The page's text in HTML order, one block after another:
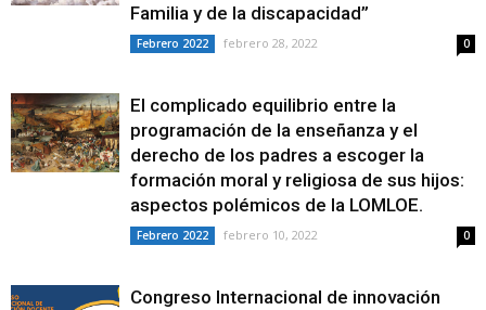
Familia y de la discapacidad”
Febrero 2022 febrero 28, 2022 0
El complicado equilibrio entre la
programación de la enseñanza y el
derecho de los padres a escoger la
formación moral y religiosa de sus hijos:
aspectos polémicos de la LOMLOE.
Febrero 2022 febrero 10, 2022 0
Congreso Internacional de innovación